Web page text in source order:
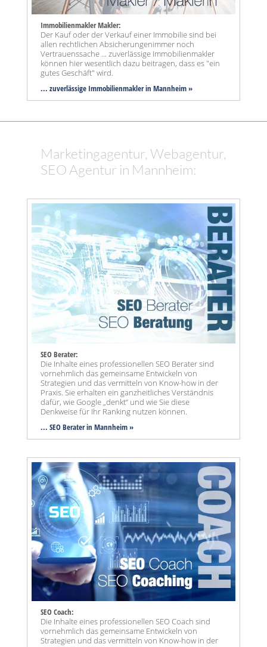
Immobilienmakler Makler:
Der Kauf oder der Verkauf einer Immobilie sind bei
allen rechtlichen Absicherungenimmer noch
Vertrauenssache ... zuverlässige Immobilienmakler
können hier wesentlich dazu beitragen, dass es "ein
gutes Geschäft" wird.
... zuverlässige Immobilienmakler in Mannheim »
Marketingagentur, Webagentur,
SEO Agentur in Mannheim:
SEO Berater:
Die Inhalte eines professionellen SEO Berater sind
vornehmlich das gemeinsame Entwickeln von
Strategien und das vermitteln von Know-how in der
Praxis. Sie erhalten ein ganzheitliches Verständnis
dafür, wie Google „denkt“ und wie Sie diese
Denkweise für Ihr Ranking nutzen können.
... SEO Berater in Mannheim »
SEO Coach:
Die Inhalte eines professionellen SEO Coach sind
vornehmlich das gemeinsame Entwickeln von
Strategien und das vermitteln von Know-how in der